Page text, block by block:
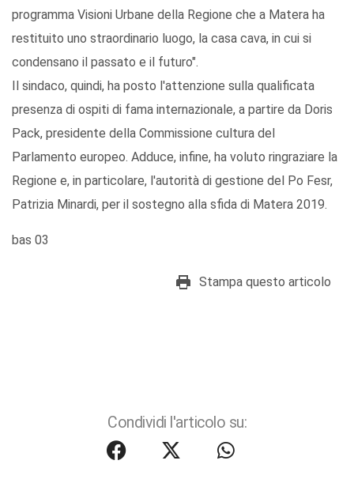
programma Visioni Urbane della Regione che a Matera ha
restituito uno straordinario luogo, la casa cava, in cui si
condensano il passato e il futuro".
Il sindaco, quindi, ha posto l'attenzione sulla qualificata
presenza di ospiti di fama internazionale, a partire da Doris
Pack, presidente della Commissione cultura del
Parlamento europeo. Adduce, infine, ha voluto ringraziare la
Regione e, in particolare, l'autorità di gestione del Po Fesr,
Patrizia Minardi, per il sostegno alla sfida di Matera 2019.
bas 03
Stampa questo articolo
Condividi l'articolo su: